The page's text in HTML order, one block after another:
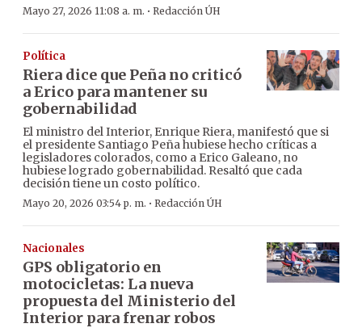
Mayo 27, 2026 11:08 a. m. · Redacción ÚH
Política
Riera dice que Peña no criticó
a Erico para mantener su
gobernabilidad
El ministro del Interior, Enrique Riera, manifestó que si
el presidente Santiago Peña hubiese hecho críticas a
legisladores colorados, como a Erico Galeano, no
hubiese logrado gobernabilidad. Resaltó que cada
decisión tiene un costo político.
Mayo 20, 2026 03:54 p. m. · Redacción ÚH
Nacionales
GPS obligatorio en
motocicletas: La nueva
propuesta del Ministerio del
Interior para frenar robos